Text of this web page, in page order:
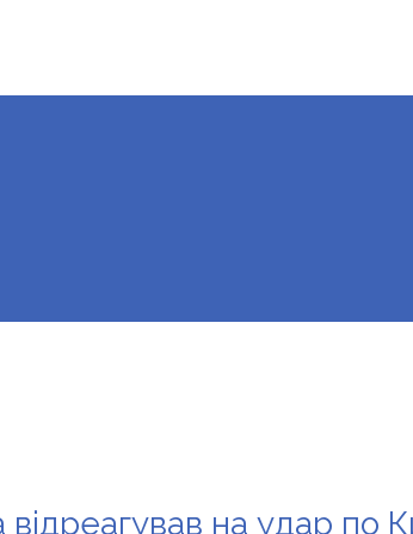
на удар по